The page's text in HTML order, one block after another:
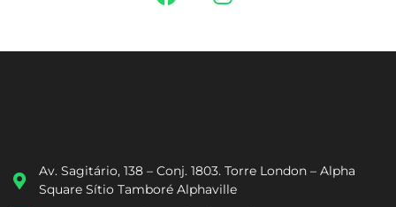
Av. Sagitário, 138 – Conj. 1803. Torre London – Alpha
Square Sítio Tamboré Alphaville